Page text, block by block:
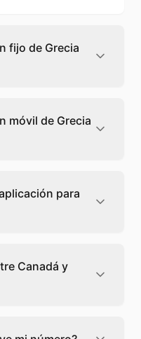
fijo de Grecia
Global. Verás
para que
móvil de Grecia
Global. Pagas
sin cuotas ni
para
necesitas una
llamar
Canadá y
momento